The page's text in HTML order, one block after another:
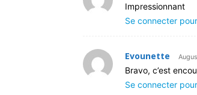
Impressionnant
Se connecter
Evounette
Bravo, c’est
Se connecter